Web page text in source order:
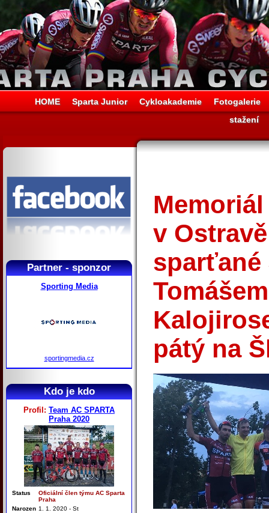
HOME Sparta Junior Cykloakademie
Fotogalerie
stažení
Partner - sponzor
Sporting Media
sportingmedia.cz
Kdo je kdo
Profil: Team AC SPARTA
Praha 2020
Status
Oficiální člen týmu AC Sparta
Praha
Narozen 1. 1. 2020 - St
v
sparťané
pátý na